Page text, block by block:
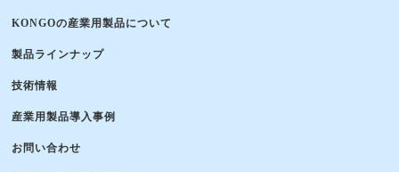
KONGOの産業用製品について
製品ラインナップ
技術情報
産業用製品導入事例
お問い合わせ